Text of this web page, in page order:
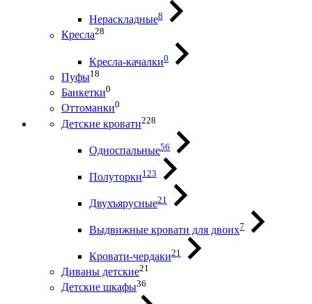
Нераскладные8
Кресла28
Кресла-качалки0
Пуфы18
Банкетки0
Оттоманки0
Детские кровати228
Односпальные56
Полуторки123
Двухъярусные21
Выдвижные кровати для двоих7
Кровати-чердаки21
Диваны детские21
Детские шкафы36